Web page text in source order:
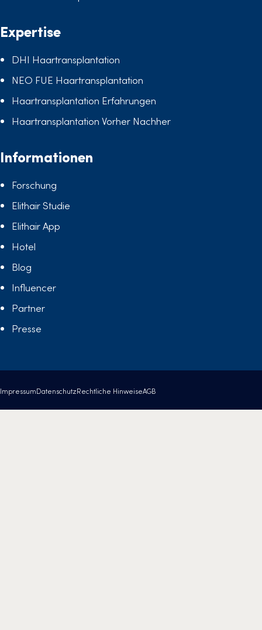
Expertise
DHI Haartransplantation
NEO FUE Haartransplantation
Haartransplantation Erfahrungen
Haartransplantation Vorher Nachher
Informationen
Forschung
Elithair Studie
Elithair App
Hotel
Blog
Influencer
Partner
Presse
ImpressumDatenschutzRechtliche HinweiseAGB